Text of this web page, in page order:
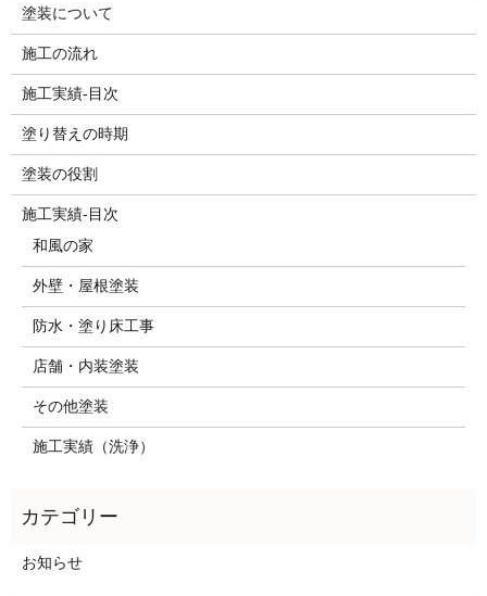
塗装について
施工の流れ
施工実績-目次
塗り替えの時期
塗装の役割
施工実績-目次
和風の家
外壁・屋根塗装
防水・塗り床工事
店舗・内装塗装
その他塗装
施工実績（洗浄）
お知らせ